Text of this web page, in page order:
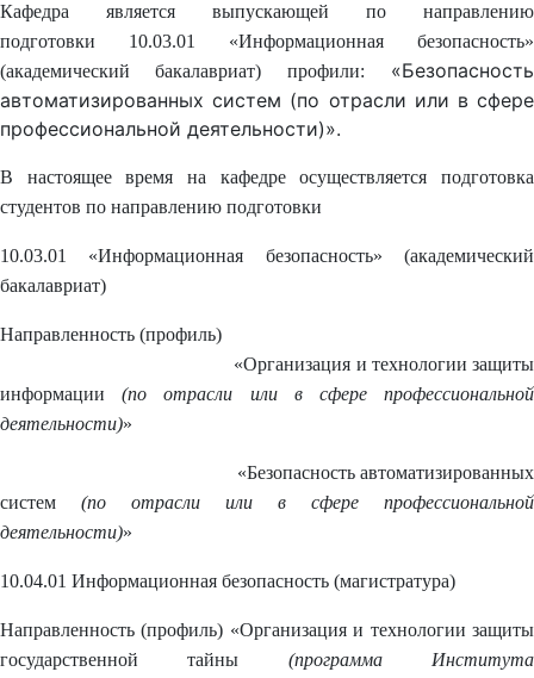
Кафедра является выпускающей по направлению
подготовки 10.03.01 «Информационная безопасность»
(академический бакалавриат) профили:
«Безопасность
автоматизированных систем (по отрасли или в сфере
профессиональной деятельности)».
В настоящее время на кафедре осуществляется подготовка
студентов по направлению подготовки
10.03.01 «Информационная безопасность» (академический
бакалавриат)
Направленность (профиль)
«Организация и технологии защиты
информации (по отрасли или в сфере профессиональной
деятельности)»
«Безопасность автоматизированных
систем (по отрасли или в сфере профессиональной
деятельности)»
10.04.01 Информационная безопасность (магистратура)
Направленность (профиль) «Организация и технологии защиты
государственной тайны (программа Института